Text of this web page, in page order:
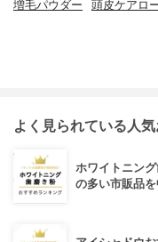
増毛パウダー 頭皮ケアロ
よく見られている人
ホワイトニン
の多い市販品